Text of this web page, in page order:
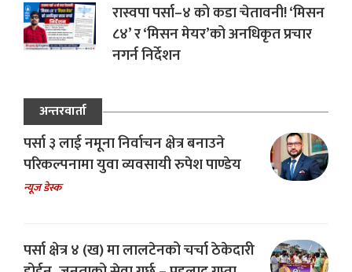
रास्वपा पर्सा–४ को कडा चेतावनी! ‘मिसन
८४’ र ‘मिसन मेयर’को अनधिकृत प्रचार
नगर्न निर्देशन
अन्तरवार्ता
पर्सा ३ लाई नमूना निर्वाचन क्षेत्र बनाउने
परिकल्पनामा युवा व्यवसायी रुपेश पाण्डेय
न्यूज डेस्क
पर्सा क्षेत्र ४ (ख) मा लालटेनको चर्चा ठेकेदारी